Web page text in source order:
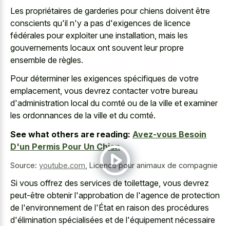
Les propriétaires de garderies pour chiens doivent être
conscients qu'il n'y a pas d'exigences de licence
fédérales pour exploiter une installation, mais les
gouvernements locaux ont souvent leur propre
ensemble de règles.
Pour déterminer les exigences spécifiques de votre
emplacement, vous devrez contacter votre bureau
d'administration local du comté ou de la ville et examiner
les ordonnances de la ville et du comté.
See what others are reading: Avez-vous Besoin
D'un Permis Pour Un Chien
Source: youtube.com Licence pour animaux de compagnie
Si vous offrez des services de toilettage, vous devrez
peut-être obtenir l'approbation de l'agence de protection
de l'environnement de l'État en raison des procédures
d'élimination spécialisées et de l'équipement nécessaire